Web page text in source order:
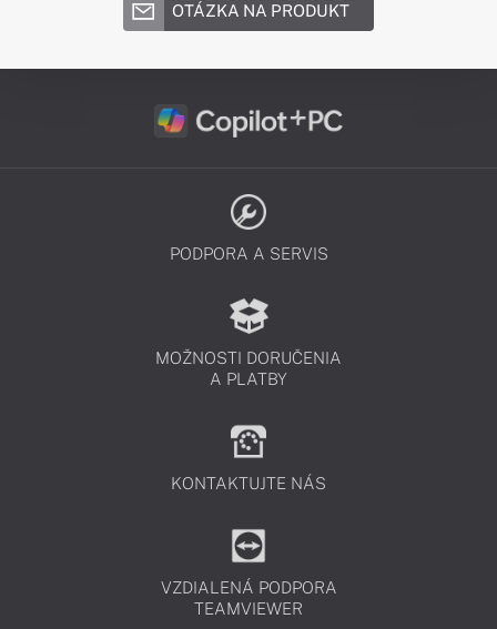
OTÁZKA NA PRODUKT
PODPORA A SERVIS
MOŽNOSTI DORUČENIA
A PLATBY
KONTAKTUJTE NÁS
VZDIALENÁ PODPORA
TEAMVIEWER